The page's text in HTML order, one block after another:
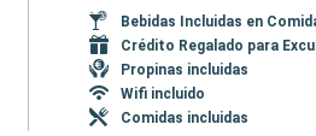
Bebidas Incluidas en
Crédito Regalado para
Propinas incluidas
Wifi incluido
Comidas incluidas